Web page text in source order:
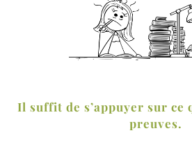
Il suffit de s’appuyer sur ce
preuves.